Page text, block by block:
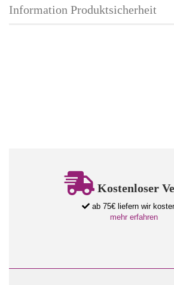
Information Produktsicherheit
Kostenloser
ab 75€ liefern wir
mehr erfahren